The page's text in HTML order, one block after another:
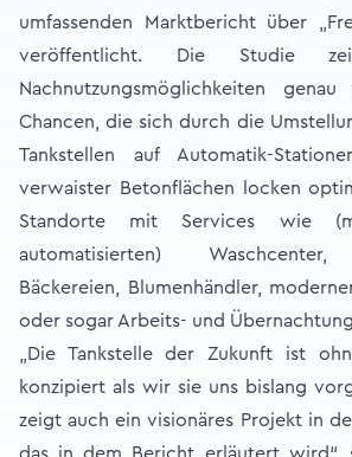
umfassenden Marktbericht über
veröffentlicht. Die Studie
Nachnutzungsmöglichkeiten
Chancen, die sich durch die
Tankstellen auf Automatik-
verwaister Betonflächen locken
Standorte mit Services wie
automatisierten) Waschcenter,
Bäckereien, Blumenhändler,
oder sogar Arbeits- und
„Die Tankstelle der Zukunft ist
konzipiert als wir sie uns bislang
zeigt auch ein visionäres Projekt in